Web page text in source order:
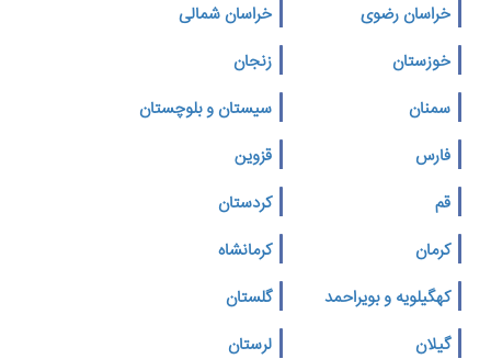
خراسان رضوی
خراسان شمالی
خوزستان
زنجان
سمنان
سیستان و بلوچستان
فارس
قزوین
قم
کردستان
کرمان
کرمانشاه
کهگیلویه و بویراحمد
گلستان
گیلان
لرستان